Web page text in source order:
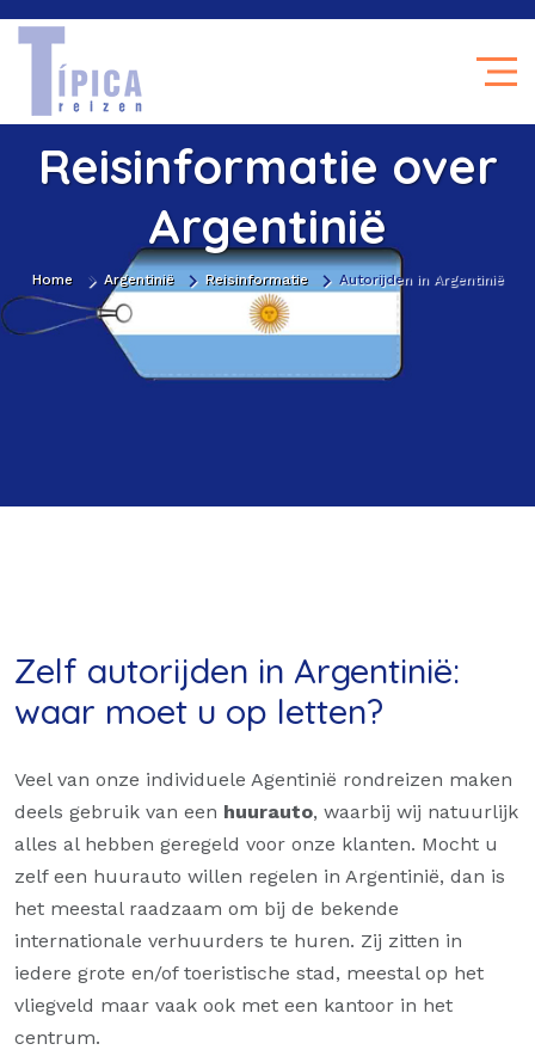
Reisinformatie over
Argentinië
Home Argentinië Reisinformatie Autorijden in Argentinië
Zelf autorijden in Argentinië:
waar moet u op letten?
Veel van onze individuele Agentinië rondreizen maken
deels gebruik van een huurauto, waarbij wij natuurlijk
alles al hebben geregeld voor onze klanten. Mocht u
zelf een huurauto willen regelen in Argentinië, dan is
het meestal raadzaam om bij de bekende
internationale verhuurders te huren. Zij zitten in
iedere grote en/of toeristische stad, meestal op het
vliegveld maar vaak ook met een kantoor in het
centrum.